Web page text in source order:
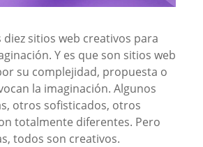
sitios web creativos para
Y es que son sitios web
su complejidad, propuesta o
la imaginación. Algunos
otros sofisticados, otros
totalmente diferentes. Pero
todos son creativos.